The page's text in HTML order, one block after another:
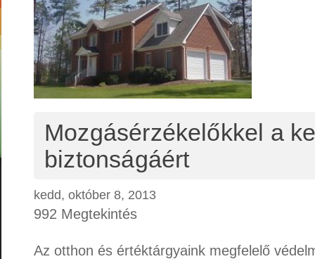
Mozgásérzékelőkkel a
biztonságáért
kedd, október 8, 2013
992 Megtekintés
Az otthon és értéktárgyaink megfelelő